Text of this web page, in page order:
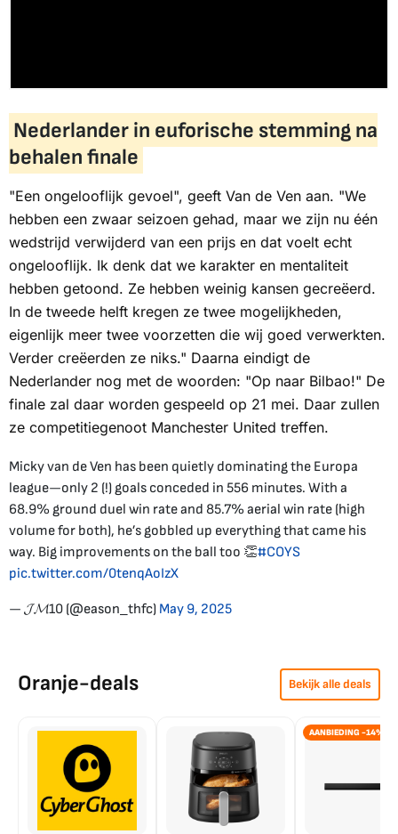
Nederlander in euforische stemming na
behalen finale
"Een ongelooflijk gevoel", geeft Van de Ven aan. "We
hebben een zwaar seizoen gehad, maar we zijn nu één
wedstrijd verwijderd van een prijs en dat voelt echt
ongelooflijk. Ik denk dat we karakter en mentaliteit
hebben getoond. Ze hebben weinig kansen gecreëerd.
In de tweede helft kregen ze twee mogelijkheden,
eigenlijk meer twee voorzetten die wij goed verwerkten.
Verder creëerden ze niks." Daarna eindigt de
Nederlander nog met de woorden: "Op naar Bilbao!" De
finale zal daar worden gespeeld op 21 mei. Daar zullen
ze competitiegenoot Manchester United treffen.
Micky van de Ven has been quietly dominating the Europa
league—only 2 (!) goals conceded in 556 minutes. With a
68.9% ground duel win rate and 85.7% aerial win rate (high
volume for both), he’s gobbled up everything that came his
way. Big improvements on the ball too 👏#COYS
pic.twitter.com/0tenqAoIzX
— 𝓙𝓜10 (@eason_thfc) May 9, 2025
Oranje-deals Bekijk alle deals
AANBIEDING -14%